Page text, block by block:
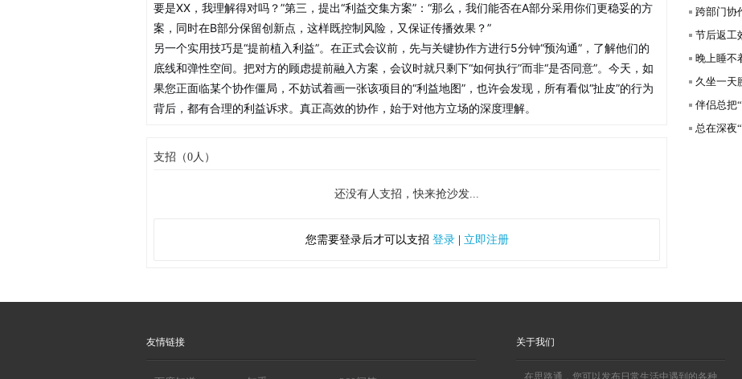
要是XX，我理解得对吗？”第三，提出“利益交集方案”：“那么，我们能否在A部分采用你们更稳妥的方
案，同时在B部分保留创新点，这样既控制风险，又保证传播效果？”
另一个实用技巧是“提前植入利益”。在正式会议前，先与关键协作方进行5分钟“预沟通”，了解他们的
底线和弹性空间。把对方的顾虑提前融入方案，会议时就只剩下“如何执行”而非“是否同意”。今天，如
果您正面临某个协作僵局，不妨试着画一张该项目的“利益地图”，也许会发现，所有看似“扯皮”的行为
背后，都有合理的利益诉求。真正高效的协作，始于对他方立场的深度理解。
支招（0人）
还没有人支招，快来抢沙发...
您需要登录后才可以支招 登录| 立即注册
跨部门协
节后返工
晚上睡不
久坐一天
伴侣总把
总在深夜
友情链接 关于我们
在思路通，您可以发布日常生活中遇到的各种